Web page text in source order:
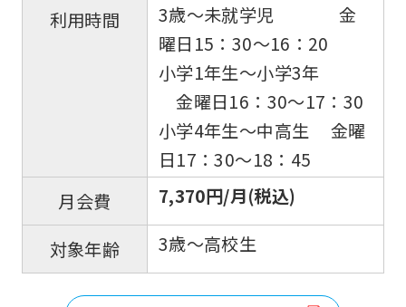
利用時間
3歳〜未就学児 金
曜日15：30〜16：20
小学1年生〜小学3年
金曜日16：30〜17：30
小学4年生〜中高生 金曜
日17：30〜18：45
月会費
7,370円/月(税込)
対象年齢 3歳～高校生